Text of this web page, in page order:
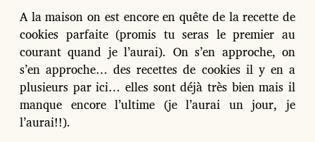
e
d
e
p
u
b
l
i
c
A la maison on est encore en quête de la recette de
cookies parfaite (promis tu seras le premier au
courant quand je l’aurai). On s’en approche, on
s’en approche… des recettes de cookies il y en a
plusieurs par ici… elles sont déjà très bien mais il
manque encore l’ultime (je l’aurai un jour, je
l’aurai!!).